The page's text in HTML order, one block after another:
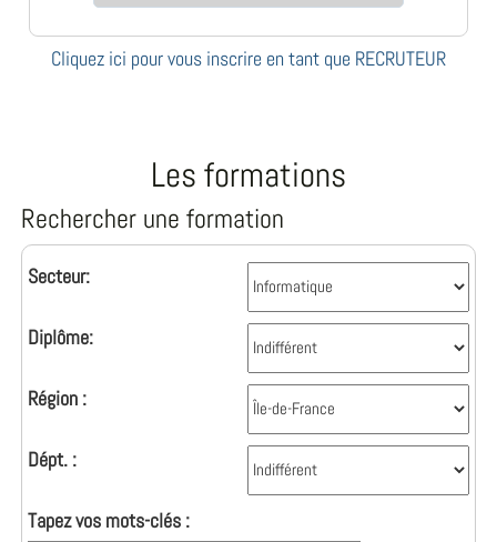
Cliquez ici pour vous inscrire en tant que RECRUTEUR
Les formations
Rechercher une formation
Secteur:
Diplôme:
Région :
Dépt. :
Tapez vos mots-clés :